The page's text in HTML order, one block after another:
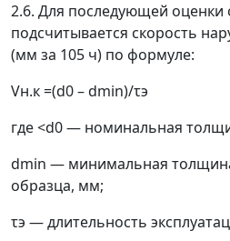
2.6. Для последующей оценки
подсчитывается скорость
(мм за 105 ч) по формуле:
Vн.к=(d0–dmin)/τэ
где <d0— номинальная
dmin — минимальная
образца, мм;
τэ —длительность